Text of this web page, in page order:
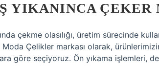
YIKANINCA ÇEKER
çekme olasılığı, üretim sürecinde
Moda Çelikler markası olarak,
göre seçiyoruz. Ön yıkama işlemleri,